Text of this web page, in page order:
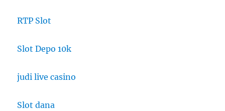
RTP Slot
Slot Depo 10k
judi live casino
Slot dana